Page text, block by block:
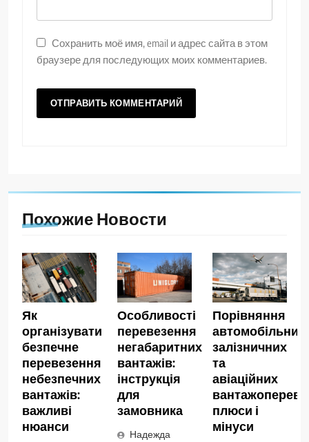
Сохранить моё имя, email и адрес сайта в этом
браузере для последующих моих комментариев.
Похожие Новости
Як
організувати
безпечне
перевезення
небезпечних
вантажів:
важливі
нюанси
Особливості
перевезення
негабаритних
вантажів:
інструкція
для
замовника
Надежда
Порівняння
автомобільних,
залізничних
та
авіаційних
плюси і
мінуси